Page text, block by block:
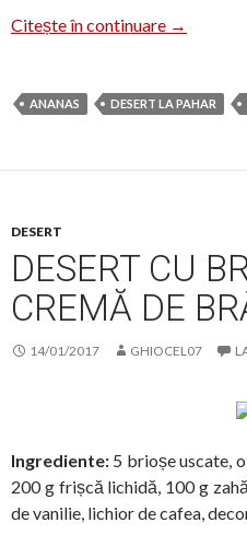
Citește în continuare Desert la
→
ANANAS DESERT LA PAHAR
DESERT
DESERT CU
CREMĂ DE
14/01/2017 GHIOCEL07
Ingrediente: 5 brioșe uscate,
200 g frișcă lichidă, 100 g
de vanilie, lichior de cafea,